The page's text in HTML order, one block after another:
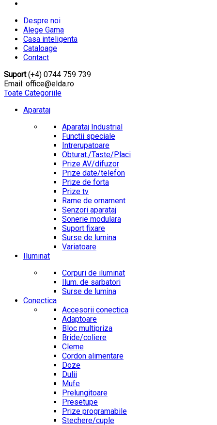
Despre noi
Alege Gama
Casa inteligenta
Cataloage
Contact
Suport(+4) 0744 759 739
Email: office@elda.ro
Toate Categoriile
Aparataj
Aparataj Industrial
Functii speciale
Intrerupatoare
Obturat./Taste/Placi
Prize AV/difuzor
Prize date/telefon
Prize de forta
Prize tv
Rame de ornament
Senzori aparataj
Sonerie modulara
Suport fixare
Surse de lumina
Variatoare
Iluminat
Corpuri de iluminat
Ilum. de sarbatori
Surse de lumina
Conectica
Accesorii conectica
Adaptoare
Bloc multipriza
Bride/coliere
Cleme
Cordon alimentare
Doze
Dulii
Mufe
Prelungitoare
Presetupe
Prize programabile
Stechere/cuple